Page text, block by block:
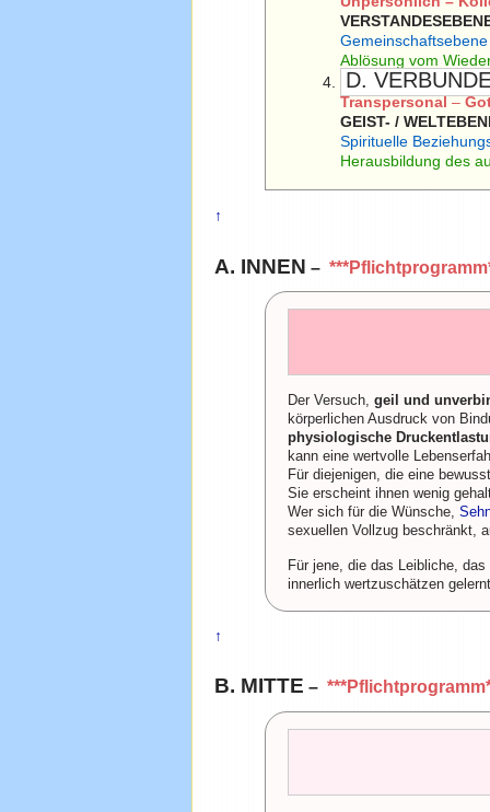
Gemeinschaftsebene
Ablösung vom
D.
Transpersonal–
GEIST- /
Spirituelle
Herausbildung des
↑
A. INNEN –
Der Versuch,geil und
körperlichen Ausdruck von
physiologische
kann eine wertvolle
Für diejenigen, die eine
Sie erscheint ihnen wenig
Wer sich für die Wünsche,
sexuellen Vollzug beschränkt,
Für jene, die das Leibliche,
innerlich wertzuschätzen
↑
B. MITTE –